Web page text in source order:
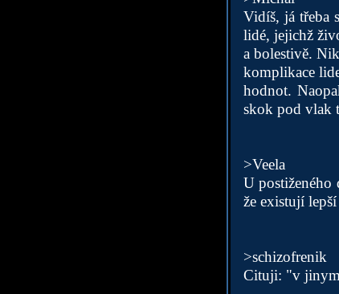
Vidíš, já třeba
lidé, jejichž
a bolestivě.
komplikace
hodnot.
skok pod vlak
>Veela
U postiženého
že existují lepší
>schizofrenik
Cituji: "v